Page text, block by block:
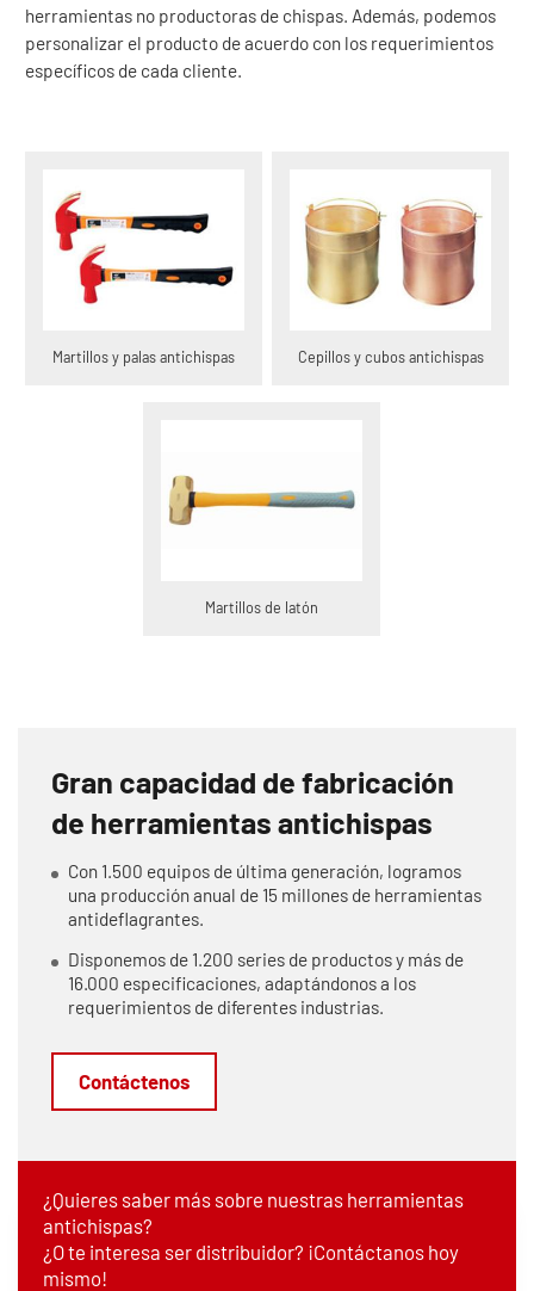
herramientas no productoras de chispas. Además, podemos
personalizar el producto de acuerdo con los requerimientos
específicos de cada cliente.
Martillos y palas antichispas Cepillos y cubos antichispas
Martillos de latón
Gran capacidad de fabricación
de herramientas antichispas
Con 1.500 equipos de última generación, logramos
una producción anual de 15 millones de herramientas
antideflagrantes.
Disponemos de 1.200 series de productos y más de
16.000 especificaciones, adaptándonos a los
requerimientos de diferentes industrias.
Contáctenos
¿Quieres saber más sobre nuestras herramientas
antichispas?
¿O te interesa ser distribuidor? ¡Contáctanos hoy
mismo!